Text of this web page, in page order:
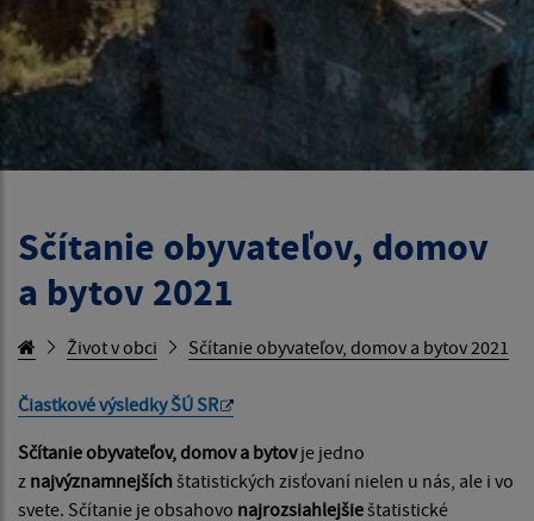
Sčítanie obyvateľov, domov
a bytov 2021
Život v obci Sčítanie obyvateľov, domov a bytov 2021
Čiastkové výsledky ŠÚ SR
Sčítanie obyvateľov, domov a bytovje jedno
z najvýznamnejšíchštatistických zisťovaní nielen u nás, ale i vo
svete. Sčítanie je obsahovo najrozsiahlejšieštatistické